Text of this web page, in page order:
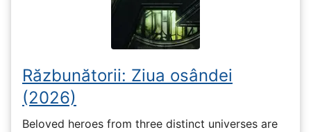
Răzbunătorii: Ziua osândei
(2026)
Beloved heroes from three distinct universes are